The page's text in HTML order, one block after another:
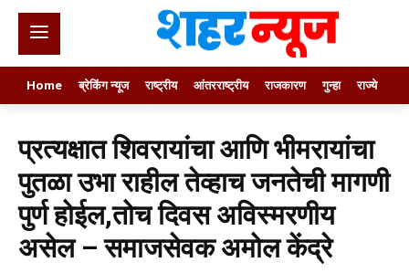
Home ब्रेकिंग न्यूज राष्ट्रीय आंतरराष्ट्रीय राजकारण गुन्हा राज्ये
प्रत्यक्षात शिवरायांचा आणि भीमरायांचा
पुतळा उभा राहील तेव्हाच जनतेची मागणी
पुर्ण होईल,तोच दिवस अविस्मरणीय
असेल – समाजसेवक अमोल केंद्रे